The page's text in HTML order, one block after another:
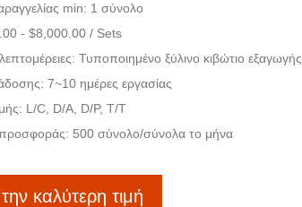
min: 1 σύνολο
- $8,000.00 / Sets
Τυποποιημένο ξύλινο κιβώτιο εξαγωγής
7~10 ημέρες εργασίας
L/C, D/A, D/P, T/T
500 σύνολο/σύνολα το μήνα
την καλύτερη τιμή